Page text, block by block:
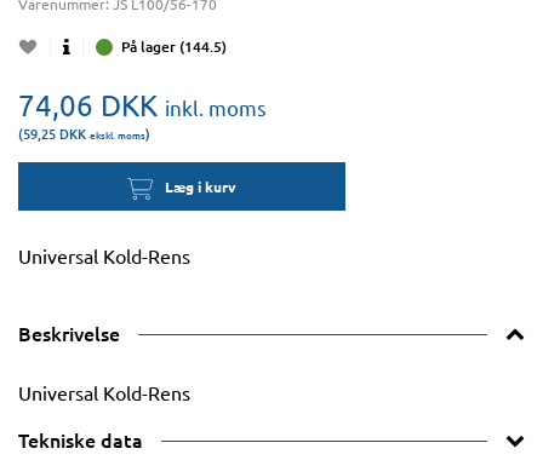
På lager (144.5)
74,06 DKK inkl. moms
(59,25 DKK ekskl. moms)
Læg i kurv
Universal Kold-Rens
Beskrivelse
Universal Kold-Rens
Tekniske data